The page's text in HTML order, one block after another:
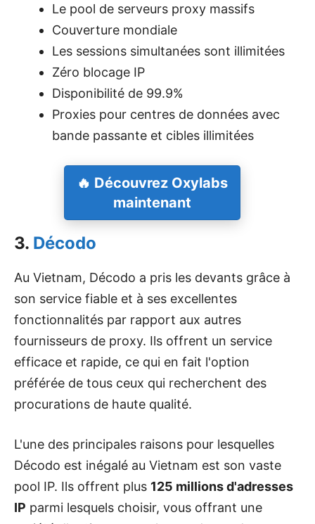
Le pool de serveurs proxy massifs
Couverture mondiale
Les sessions simultanées sont illimitées
Zéro blocage IP
Disponibilité de 99.9%
Proxies pour centres de données avec
bande passante et cibles illimitées
🔥 Découvrez Oxylabs
maintenant
3. Décodo
Au Vietnam, Décodo a pris les devants grâce à
son service fiable et à ses excellentes
fonctionnalités par rapport aux autres
fournisseurs de proxy. Ils offrent un service
efficace et rapide, ce qui en fait l'option
préférée de tous ceux qui recherchent des
procurations de haute qualité.
L'une des principales raisons pour lesquelles
Décodo est inégalé au Vietnam est son vaste
pool IP. Ils offrent plus 125 millions d'adresses
IP parmi lesquels choisir, vous offrant une